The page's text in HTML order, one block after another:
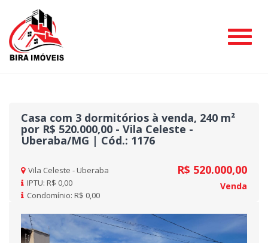
#
Casa com 3 dormitórios à venda, 240 m²
por R$ 520.000,00 - Vila Celeste -
Uberaba/MG | Cód.: 1176
Vila Celeste - Uberaba
IPTU: R$ 0,00
Condomínio: R$ 0,00
R$ 520.000,00
Venda
Previous